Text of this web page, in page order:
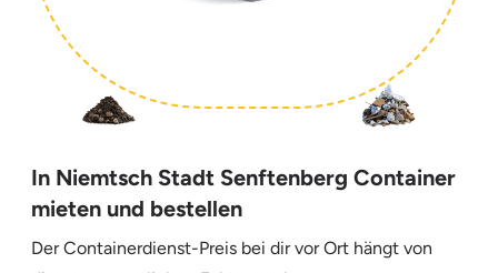
In Niemtsch Stadt Senftenberg Container
mieten und bestellen
Der Containerdienst-Preis bei dir vor Ort hängt von